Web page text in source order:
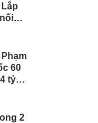
60
tỷ
2